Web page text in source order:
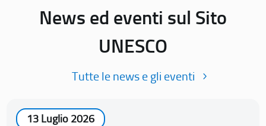
News ed eventi sul Sito
UNESCO
Tutte le news e gli eventi
13 Luglio 2026